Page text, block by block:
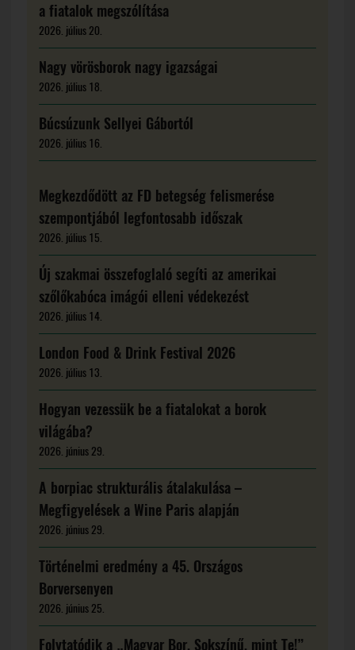
a fiatalok megszólítása
2026. július 20.
Nagy vörösborok nagy igazságai
2026. július 18.
Búcsúzunk Sellyei Gábortól
2026. július 16.
Megkezdődött az FD betegség felismerése
szempontjából legfontosabb időszak
2026. július 15.
Új szakmai összefoglaló segíti az amerikai
szőlőkabóca imágói elleni védekezést
2026. július 14.
London Food & Drink Festival 2026
2026. július 13.
Hogyan vezessük be a fiatalokat a borok
világába?
2026. június 29.
A borpiac strukturális átalakulása –
Megfigyelések a Wine Paris alapján
2026. június 29.
Történelmi eredmény a 45. Országos
Borversenyen
2026. június 25.
Folytatódik a „Magyar Bor. Sokszínű, mint Te!”